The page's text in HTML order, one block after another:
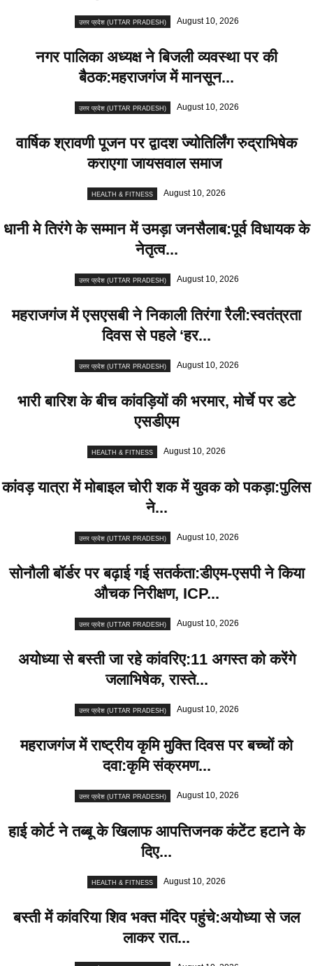
उत्तर प्रदेश (UTTAR PRADESH) August 10, 2026
नगर पालिका अध्यक्ष ने बिजली व्यवस्था पर की
बैठक:महराजगंज में मानसून...
उत्तर प्रदेश (UTTAR PRADESH) August 10, 2026
वार्षिक श्रावणी पूजन पर द्वादश ज्योतिर्लिंग रुद्राभिषेक
कराएगा जायसवाल समाज
HEALTH & FITNESS August 10, 2026
धानी मे तिरंगे के सम्मान में उमड़ा जनसैलाब:पूर्व विधायक के
नेतृत्व...
उत्तर प्रदेश (UTTAR PRADESH) August 10, 2026
महराजगंज में एसएसबी ने निकाली तिरंगा रैली:स्वतंत्रता
दिवस से पहले ‘हर...
उत्तर प्रदेश (UTTAR PRADESH) August 10, 2026
भारी बारिश के बीच कांवड़ियों की भरमार, मोर्चे पर डटे
एसडीएम
HEALTH & FITNESS August 10, 2026
कांवड़ यात्रा में मोबाइल चोरी शक में युवक को पकड़ा:पुलिस
ने...
उत्तर प्रदेश (UTTAR PRADESH) August 10, 2026
सोनौली बॉर्डर पर बढ़ाई गई सतर्कता:डीएम-एसपी ने किया
औचक निरीक्षण, ICP...
उत्तर प्रदेश (UTTAR PRADESH) August 10, 2026
अयोध्या से बस्ती जा रहे कांवरिए:11 अगस्त को करेंगे
जलाभिषेक, रास्ते...
उत्तर प्रदेश (UTTAR PRADESH) August 10, 2026
महराजगंज में राष्ट्रीय कृमि मुक्ति दिवस पर बच्चों को
दवा:कृमि संक्रमण...
उत्तर प्रदेश (UTTAR PRADESH) August 10, 2026
हाई कोर्ट ने तब्बू के खिलाफ आपत्तिजनक कंटेंट हटाने के
दिए...
HEALTH & FITNESS August 10, 2026
बस्ती में कांवरिया शिव भक्त मंदिर पहुंचे:अयोध्या से जल
लाकर रात...